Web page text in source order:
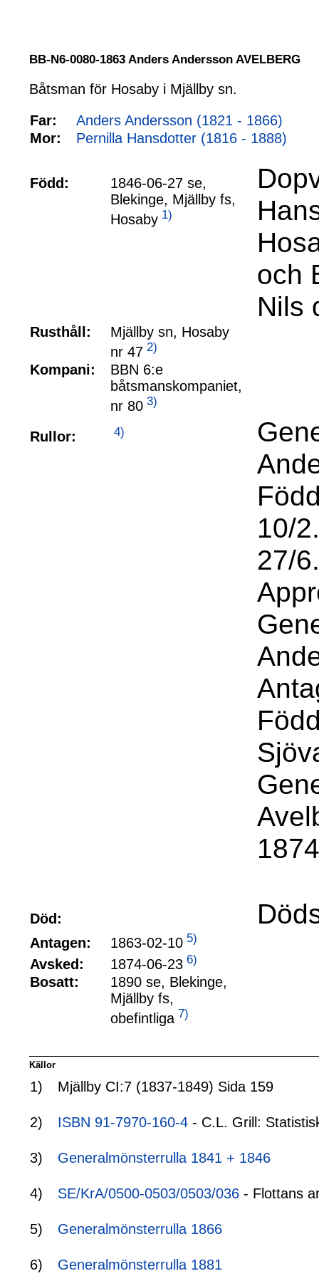
BB-N6-0080-1863 Anders Andersson AVELBERG
Båtsman för Hosaby i Mjällby sn.
Far:
Anders Andersson (1821 - 1866)
Mor:
Pernilla Hansdotter (1816 - 1888)
Född:
1846-06-27 se,
Blekinge, Mjällby fs,
Hosaby 1)
och
Nils
Rusthåll:
Mjällby sn, Hosaby
nr 47 2)
Kompani:
BBN 6:e
båtsmanskompaniet,
nr 80 3)
Rullor: 4)
10/
27/
Död:
Antagen: 1863-02-10 5)
Avsked: 1874-06-23 6)
Bosatt:
1890 se, Blekinge,
Mjällby fs,
obefintliga 7)
Källor
1) Mjällby CI:7 (1837-1849) Sida 159
2) ISBN 91-7970-160-4 - C.L. Grill:
3) Generalmönsterrulla 1841 + 1846
4) SE/KrA/0500-0503/0503/036 - Flottans
5) Generalmönsterrulla 1866
6) Generalmönsterrulla 1881